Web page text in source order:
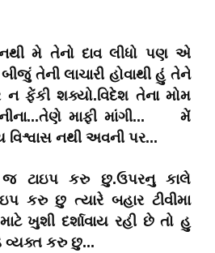
મે તેનો દાવ લીધો પણ એ
તેની લાચારી હોવાથી હું તેને
ન ફેંકી શક્યો.વિદેશ તેના મોમ
માફી માંગી... મેં
નથી અવની પર...
ટાઇપ કરુ છુ.ઉપરનુ કાલે
કરુ છુ ત્યારે બહાર ટીવીમા
ખુશી દર્શાવાય રહી છે તો હુ
વ્યક્ત કરુ છુ...